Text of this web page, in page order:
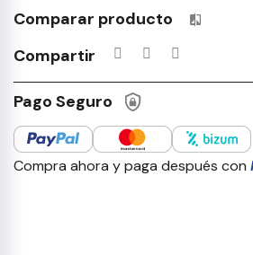
Comparar producto
Compartir
Pago Seguro
Compra ahora y paga después con